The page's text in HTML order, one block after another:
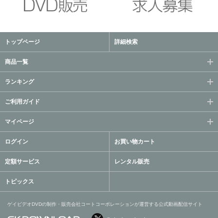
トップページ 詳細検索
商品一覧
ランキング
ご利用ガイド
マイページ
ログイン お買い物カート
定額サービス レンタル販売
トピックス
ゲイビデオDVDの制作・販売会社コートコーポレーションが運営する公式動画配信サイト